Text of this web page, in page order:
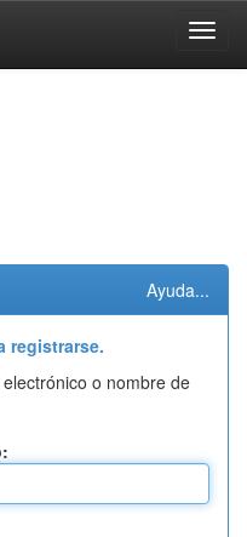
Ayuda...
registrarse.
o nombre de